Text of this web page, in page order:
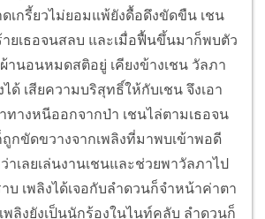
เกรี้ยวไม่ยอมแพ้ยังดื้อดึงขัดขืน เชน
ายเธอจนสลบ และเมื่อฟื้นขึ้นมาก็พบตัว
านอนหมดสติอยู่ เคียงข้างเชน วัลภา
ได้ เสียความบริสุทธิ์ให้กับเชน จึงเอา
ทางหนีออกจากป่า เชนไล่ตามเธอจน
ถูกขัดขวางจากเพลิงที่มาพบเข้าพอดี
าเลยเล่นงานเชนและช่วยพาวัลภาไป
บ เพลิงได้เจอกับลำดวนก็จำหน้าค่าตา
พลิงยังเป็นนักร้องในไนท์คลับ ลำดวนก็